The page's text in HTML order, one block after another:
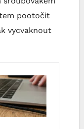
pootočit
vycvaknout